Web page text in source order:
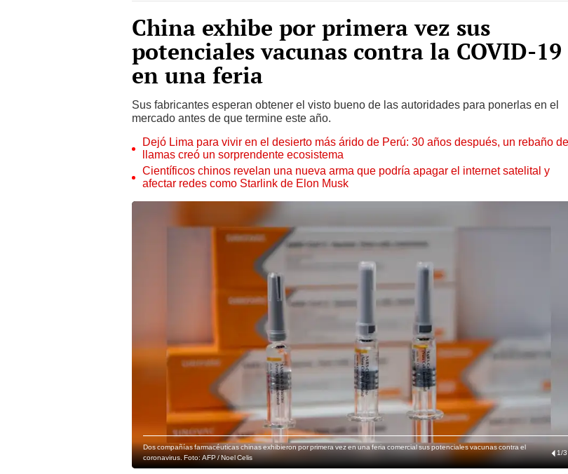
China exhibe por primera vez sus
potenciales vacunas contra la COVID-19
en una feria
Sus fabricantes esperan obtener el visto bueno de las autoridades para ponerlas en el
mercado antes de que termine este año.
Dejó Lima para vivir en el desierto más árido de Perú: 30 años después, un rebaño de
llamas creó un sorprendente ecosistema
Científicos chinos revelan una nueva arma que podría apagar el internet satelital y
afectar redes como Starlink de Elon Musk
Dos compañías farmacéuticas chinas exhibieron por primera vez en una feria comercial sus potenciales vacunas contra el
coronavirus. Foto: AFP / Noel Celis
1/3